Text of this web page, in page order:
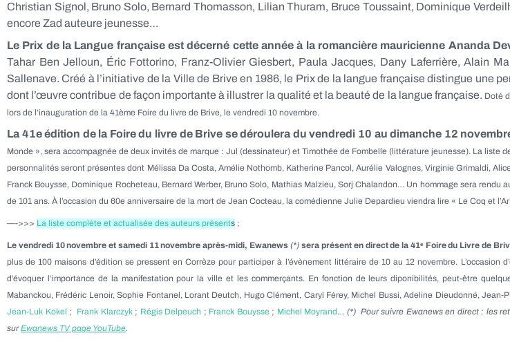
Christian Signol, Bruno Solo, Bernard Thomasson, Lilian Thuram, Bruce Toussaint, Dominique
encore Zad auteure jeunesse…
Le Prix de la Langue française est décerné cette année à la romancière mauricienne Ananda
Tahar Ben Jelloun, Éric Fottorino, Franz-Olivier Giesbert, Paula Jacques, Dany Laferrière, Alain
Sallenave. Créé à l’initiative de la Ville de Brive en 1986, le Prix de la langue française distingue une
dont l’œuvre contribue de façon importante à illustrer la qualité et la beauté de la langue française. Doté
lors de l’inauguration de la 41ème Foire du livre de Brive, le vendredi 10 novembre.
La 41e édition de la Foire du livre de Brive se déroulera du vendredi 10 au dimanche 12
Monde », sera accompagnée de deux invités de marque : Jul (dessinateur) et Timothée de Fombelle (littérature jeunesse). La liste
personnalités seront présentes dont Mélissa Da Costa, Amélie Nothomb, Katherine Pancol, Aurélie Valognes, Virginie Grimaldi,
Franck Bouysse, Dominique Rocheteau, Bernard Werber, Bruno Solo, Mathias Malzieu, Sorj Chalandon… Un hommage sera rendu
de 101 ans. À l’occasion du 60e anniversaire de la mort de Jean Cocteau, la comédienne Julie Depardieu viendra lire « Le Coq et
—->>> La liste complète et actualisée des auteurs présents ;
Le vendredi 10 novembre et samedi 11 novembre après-midi, Ewanews (*)sera présent en direct de la 41ᵉ Foire du Livre de
plus de 100 maisons d’édition se pressent en Corrèze pour participer à l’évènement littéraire de 10 au 12 novembre. L’occasion
d’évoquer l’importance de la manifestation pour la ville et les commerçants. En fonction de leurs diponibilités, peut-être
Mabanckou, Frédéric Lenoir, Sophie Fontanel, Lorant Deutch, Hugo Clément, Caryl Férey, Michel Bussi, Adeline Dieudonné,
Jean-Luk Kokel ; Frank Klarczyk; Régis Delpeuch ; Franck Bouysse; Michel Moyrand… (*) Pour suivre Ewanews en direct : les
surEwanews TV page YouTube.